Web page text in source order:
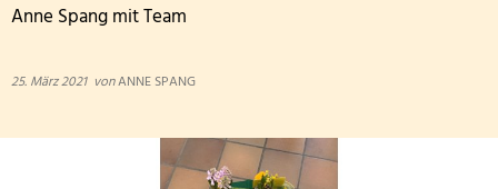
Anne Spang mit Team
25. März 2021 vonANNE SPANG